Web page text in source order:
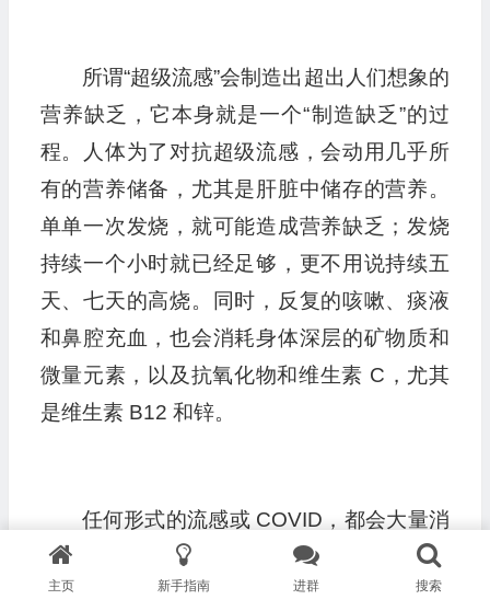
所谓“超级流感”会制造出超出人们想象的
营养缺乏，它本身就是一个“制造缺乏”的过
程。人体为了对抗超级流感，会动用几乎所
有的营养储备，尤其是肝脏中储存的营养。
单单一次发烧，就可能造成营养缺乏；发烧
持续一个小时就已经足够，更不用说持续五
天、七天的高烧。同时，反复的咳嗽、痰液
和鼻腔充血，也会消耗身体深层的矿物质和
微量元素，以及抗氧化物和维生素 C，尤其
是维生素 B12 和锌。
任何形式的流感或 COVID，都会大量消
耗体内的锌和 B12，而超级流感对它们的消
耗速度尤其快。B12 几乎会被身体中每一个
主页 新手指南 进群 搜索